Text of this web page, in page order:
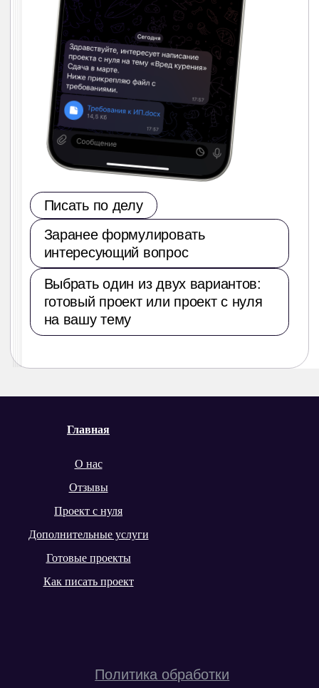
Главная
О нас
Отзывы
Проект с нуля
Дополнительные услуги
Готовые проекты
Как писать проект
ПРОЕКТУМ